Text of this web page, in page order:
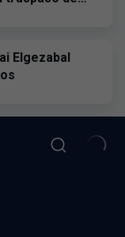
Elgezabal